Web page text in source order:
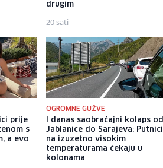
drugim
20 sati
prije
s
a evo
OGROMNE GUŽVE
I danas saobraćajni kolaps od
Jablanice do Sarajeva: Putnici
na izuzetno visokim
temperaturama čekaju u
kolonama